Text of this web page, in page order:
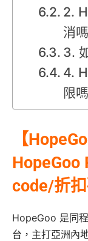
2.
消
3.
4.
限
【
HopeGoo
code/折扣
HopeGoo 是同
台，主打亞洲內